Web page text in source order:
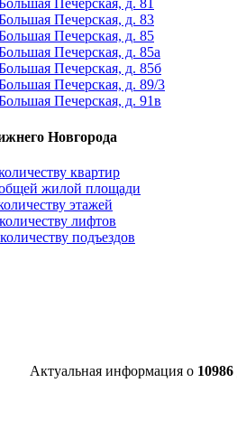
Печерская, д. 81
Печерская, д. 83
Печерская, д. 85
Печерская, д. 85а
Печерская, д. 85б
Печерская, д. 89/3
Печерская, д. 91в
Новгорода
квартир
жилой площади
этажей
лифтов
подъездов
Актуальная информация о 10986